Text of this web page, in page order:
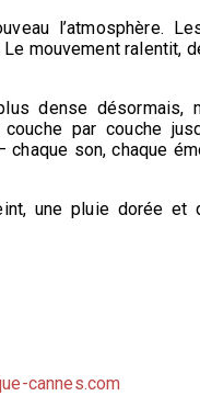
l’atmosphère.
mouvement ralentit,
dense
couche par couche
son, chaque
une pluie dorée
cannes.com